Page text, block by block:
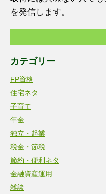
を発信します。
カテゴリー
FP資格
住宅ネタ
子育て
年金
独立・起業
税金・節税
節約・便利ネタ
金融資産運用
雑談